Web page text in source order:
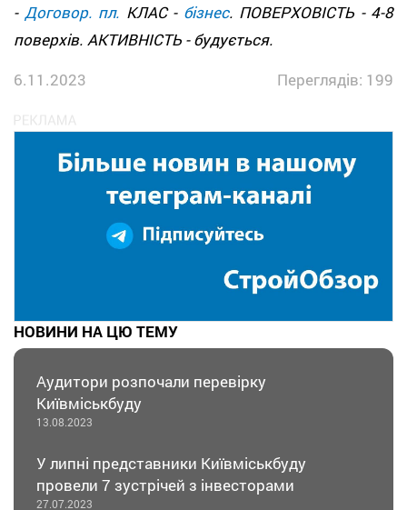
- Договор. пл. КЛАС - бізнес. ПОВЕРХОВІСТЬ - 4-8
поверхів. АКТИВНІСТЬ - будується.
6.11.2023
Переглядів: 199
НОВИНИ НА ЦЮ ТЕМУ
Аудитори розпочали перевірку
Київміськбуду
13.08.2023
У липні представники Київміськбуду
провели 7 зустрічей з інвесторами
27.07.2023